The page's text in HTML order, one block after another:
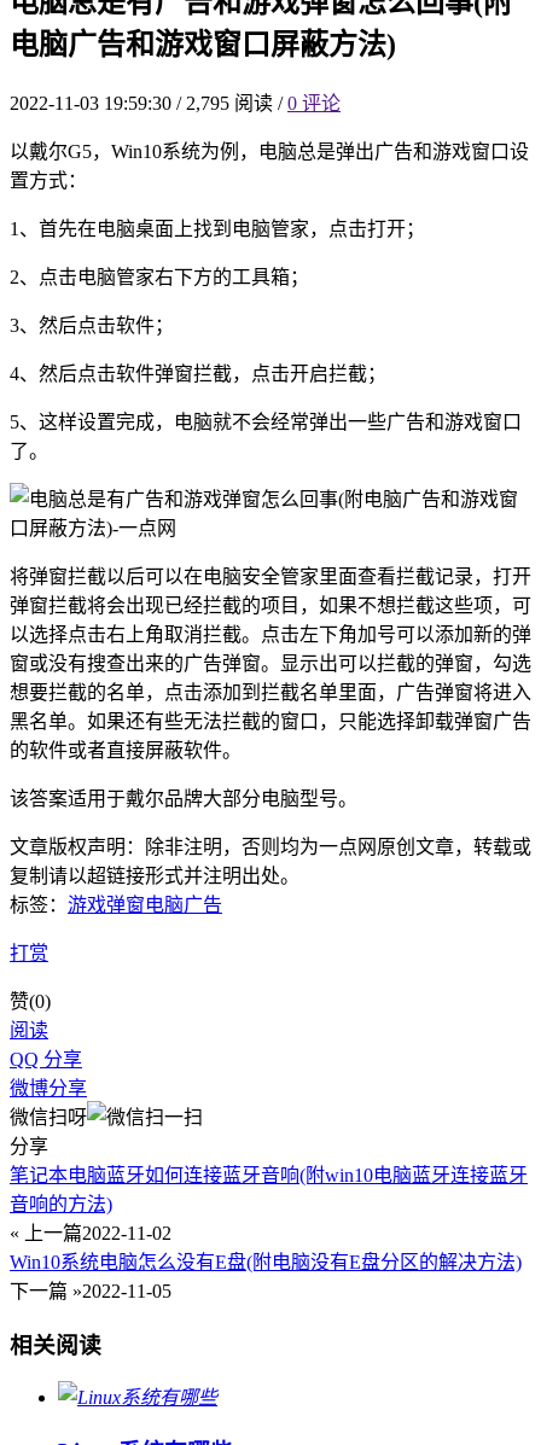
电脑广告和游戏窗口屏蔽方法)
2022-11-03 19:59:30 /2,795 阅读 / 0 评论
以戴尔G5，Win10系统为例，电脑总是弹出广告和游戏窗口设
置方式：
1、首先在电脑桌面上找到电脑管家，点击打开；
2、点击电脑管家右下方的工具箱；
3、然后点击软件；
4、然后点击软件弹窗拦截，点击开启拦截；
5、这样设置完成，电脑就不会经常弹出一些广告和游戏窗口
了。
将弹窗拦截以后可以在电脑安全管家里面查看拦截记录，打开
弹窗拦截将会出现已经拦截的项目，如果不想拦截这些项，可
以选择点击右上角取消拦截。点击左下角加号可以添加新的弹
窗或没有搜查出来的广告弹窗。显示出可以拦截的弹窗，勾选
想要拦截的名单，点击添加到拦截名单里面，广告弹窗将进入
黑名单。如果还有些无法拦截的窗口，只能选择卸载弹窗广告
的软件或者直接屏蔽软件。
该答案适用于戴尔品牌大部分电脑型号。
文章版权声明：除非注明，否则均为一点网 原创文章，转载或
复制请以超链接形式并注明出处。
标签： 游戏弹窗电脑广告
打赏
赞(0)
阅读
QQ 分享
微博分享
微信扫呀
分享
笔记本电脑蓝牙如何连接蓝牙音响(附win10电脑蓝牙连接蓝牙
音响的方法)
« 上一篇2022-11-02
Win10系统电脑怎么没有E盘(附电脑没有E盘分区的解决方法)
下一篇 »2022-11-05
相关阅读